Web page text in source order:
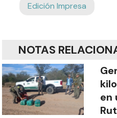
Edición Impresa
NOTAS
en